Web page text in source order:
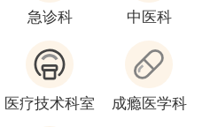
急诊科 中医科
医疗技术科室 成瘾医学科